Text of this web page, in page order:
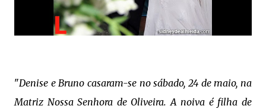
"Denise e Bruno casaram-se no sábado, 24 de maio, na
Matriz Nossa Senhora de Oliveira. A noiva é filha de